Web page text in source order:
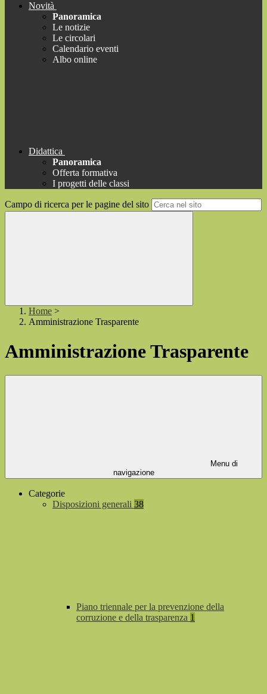
Novità
Panoramica
Le notizie
Le circolari
Calendario eventi
Albo online
Didattica
Panoramica
Offerta formativa
I progetti delle classi
Campo di ricerca per le pagine del sito
Home >
Amministrazione Trasparente
Amministrazione Trasparente
Menu di
navigazione
Categorie
Disposizioni generali 38
Piano triennale per la prevenzione della
corruzione e della trasparenza 1